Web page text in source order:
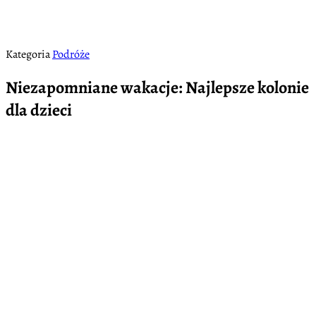
KategoriaPodróże
Niezapomniane wakacje: Najlepsze kolonie
dla dzieci